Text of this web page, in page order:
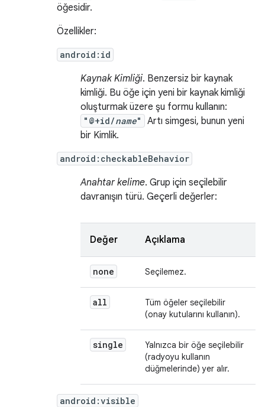
öğesidir.
Özellikler:
android:id
Kaynak Kimliği. Benzersiz bir kaynak
kimliği. Bu öğe için yeni bir kaynak kimliği
oluşturmak üzere şu formu kullanın:
"@+id/name"
Artı simgesi, bunun yeni
bir Kimlik.
android:checkableBehavior
Anahtar kelime. Grup için seçilebilir
davranışın türü. Geçerli değerler:
Değer Açıklama
none Seçilemez.
all
Tüm öğeler seçilebilir
(onay kutularını kullanın).
single
Yalnızca bir öğe seçilebilir
(radyoyu kullanın
düğmelerinde) yer alır.
android:visible